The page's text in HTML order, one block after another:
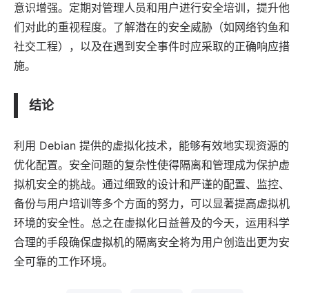
意识增强。定期对管理人员和用户进行安全培训，提升他
们对此的重视程度。了解潜在的安全威胁（如网络钓鱼和
社交工程），以及在遇到安全事件时应采取的正确响应措
施。
结论
利用 Debian 提供的虚拟化技术，能够有效地实现资源的
优化配置。安全问题的复杂性使得隔离和管理成为保护虚
拟机安全的挑战。通过细致的设计和严谨的配置、监控、
备份与用户培训等多个方面的努力，可以显著提高虚拟机
环境的安全性。总之在虚拟化日益普及的今天，运用科学
合理的手段确保虚拟机的隔离安全将为用户创造出更为安
全可靠的工作环境。